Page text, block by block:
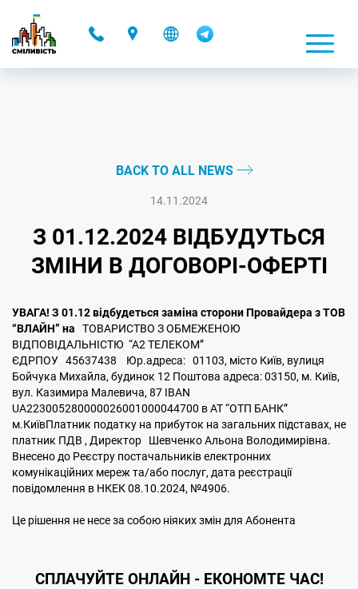
BACK TO ALL NEWS
14.11.2024
З 01.12.2024 ВІДБУДУТЬСЯ
ЗМІНИ В ДОГОВОРІ-ОФЕРТІ
УВАГА! З 01.12 відбудеться заміна сторони Провайдера з ТОВ
“ВЛАЙН” на
ТОВАРИСТВО З ОБМЕЖЕНОЮ
ВІДПОВІДАЛЬНІСТЮ “А2 ТЕЛЕКОМ”
ЄДРПОУ 45637438 Юр.адреса: 01103, місто Київ, вулиця
Бойчука Михайла, будинок 12 Поштова адреса: 03150, м. Київ,
вул. Казимира Малевича, 87 IBAN
UA223005280000026001000044700 в АТ “ОТП БАНК”
м.КиївПлатник податку на прибуток на загальних підставах, не
платник ПДВ , Директор Шевченко Альона Володимирівна.
Внесено до Реєстру постачальників електронних
комунікаційних мереж та/або послуг, дата реєстрації
повідомлення в НКЕК 08.10.2024, №4906.
Це рішення не несе за собою ніяких змін для Абонента
CПЛАЧУЙТЕОНЛАЙН - ЕКОНОМТЕ ЧАС!